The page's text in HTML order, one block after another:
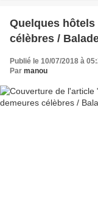
Quelques
célèbres /
Publié le 10/07/2018 à
Par manou